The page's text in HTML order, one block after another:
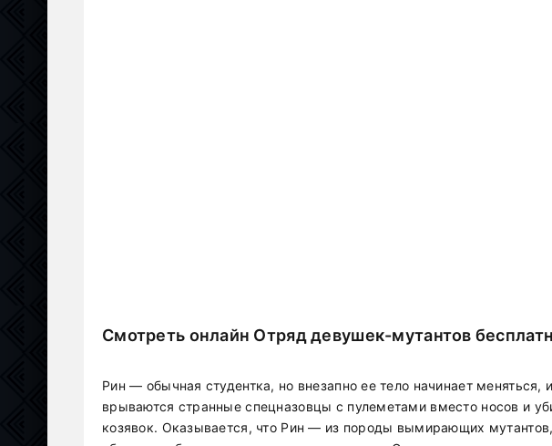
Смотреть онлайн Отряд девушек-мутантов
Рин — обычная студентка, но внезапно ее тело начинает меняться,
врываются странные спецназовцы с пулеметами вместо носов и
козявок. Оказывается, что Рин — из породы вымирающих